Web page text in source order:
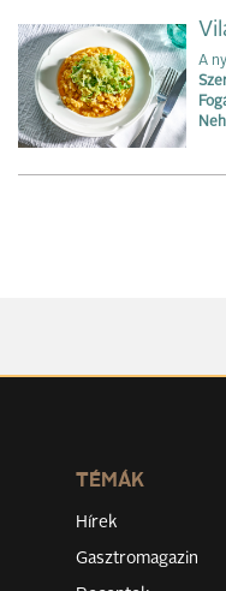
A
TÉMÁK
Hírek
Gasztromagazin